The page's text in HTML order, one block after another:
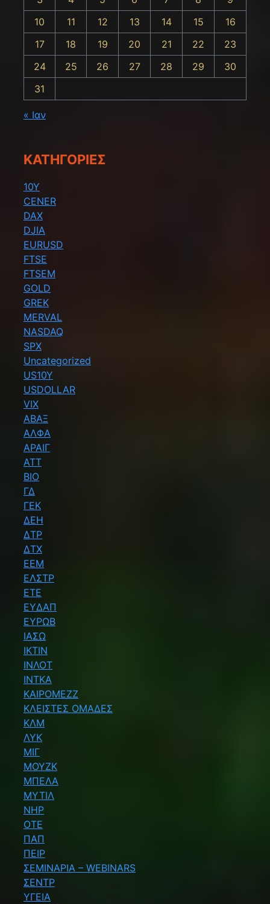
10
11 12 13 14 15
16
17
18 19 20 21 22
23
24
25 26 27 28 29
30
31
« Ιαν
KΑΤΗΓΟΡΊΕΣ
10Y
CENER
DAX
DJIA
EURUSD
FTSE
FTSEM
GOLD
GREK
MERVAL
NASDAQ
SPX
Uncategorized
US10Y
USDOLLAR
VIX
ΑΒΑΞ
ΑΛΦΑ
ΑΡΑΙΓ
ΑΤΤ
ΒΙΟ
ΓΔ
ΓΕΚ
ΔΕΗ
ΔΤΡ
ΔΤΧ
ΕΕΜ
ΕΛΣΤΡ
ΕΤΕ
ΕΥΔΑΠ
ΕΥΡΩΒ
ΙΑΣΩ
ΙΚΤΙΝ
ΙΝΛΟΤ
ΙΝΤΚΑ
ΚΑΙΡΟΜΕΖΖ
ΚΛΕΙΣΤΕΣ ΟΜΑΔΕΣ
ΚΛΜ
ΛΥΚ
ΜΙΓ
ΜΟΥΖΚ
ΜΠΕΛΑ
ΜΥΤΙΛ
ΝΗΡ
ΟΤΕ
ΠΑΠ
ΠΕΙΡ
ΣΕΜΙΝΑΡΙΑ – WEBINARS
ΣΕΝΤΡ
ΥΓΕΙΑ